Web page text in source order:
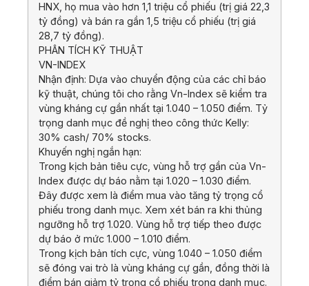
HNX, họ mua vào hơn 1,1 triệu cổ phiếu (trị giá 22,3
tỷ đồng) và bán ra gần 1,5 triệu cổ phiếu (trị giá
28,7 tỷ đồng).
PHÂN TÍCH KỸ THUẬT
VN-INDEX
Nhận định: Dựa vào chuyển động của các chỉ báo
kỹ thuật, chúng tôi cho rằng Vn-Index sẽ kiểm tra
vùng kháng cự gần nhất tại 1.040 – 1.050 điểm. Tỷ
trọng danh mục đề nghị theo công thức Kelly:
30% cash/ 70% stocks.
Khuyến nghị ngắn hạn:
Trong kịch bản tiêu cực, vùng hỗ trợ gần của Vn-
Index được dự báo nằm tại 1.020 – 1.030 điểm.
Đây được xem là điểm mua vào tăng tỷ trọng cổ
phiếu trong danh mục. Xem xét bán ra khi thủng
ngưỡng hỗ trợ 1.020. Vùng hỗ trợ tiếp theo được
dự báo ở mức 1.000 – 1.010 điểm.
Trong kịch bản tích cực, vùng 1.040 – 1.050 điểm
sẽ đóng vai trò là vùng kháng cự gần, đồng thời là
điểm bán giảm tỷ trọng cổ phiếu trong danh mục.